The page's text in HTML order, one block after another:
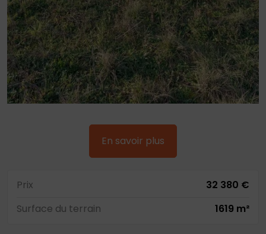
En savoir plus
Prix
32 380 €
Surface du terrain
1619 m²